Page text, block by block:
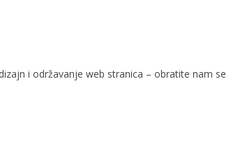
i održavanje web stranica – obratite nam se